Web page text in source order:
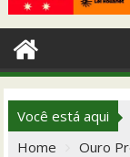
Você está aqui
Home
Ouro